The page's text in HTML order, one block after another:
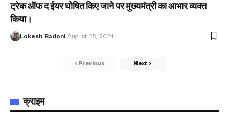
ट्रेक ऑफ द ईयर घोषित किए जाने पर मुख्यमंत्री का आभार व्यक्त
किया।
Lokesh Badoni August 25, 2024
Previous Next
क्राइम